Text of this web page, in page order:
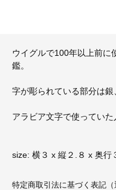
ウイグルで100年以上前に
鑑。
字が彫られている部分は銀
アラビア文字で使っていた
size: 横３ x 縦２.８ x 奥行
特定商取引法に基づく表記（